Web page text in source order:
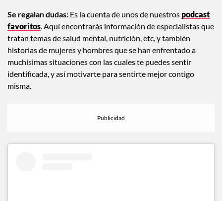
Se regalan dudas: Es la cuenta de unos de nuestros podcast
favoritos. Aquí encontrarás información de especialistas que
tratan temas de salud mental, nutrición, etc, y también
historias de mujeres y hombres que se han enfrentado a
muchísimas situaciones con las cuales te puedes sentir
identificada, y así motivarte para sentirte mejor contigo
misma.